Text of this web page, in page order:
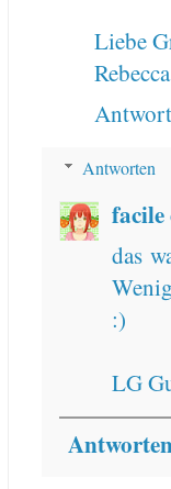
Liebe
Rebecca
Antworten
facile
das
:)
LG